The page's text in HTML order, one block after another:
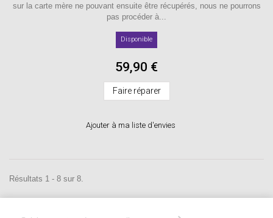
sur la carte mère ne pouvant ensuite être récupérés, nous ne pourrons
pas procéder à...
Disponible
59,90 €
Faire réparer
Ajouter à ma liste d'envies
Résultats 1 - 8 sur 8.